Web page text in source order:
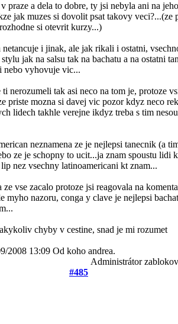
praze a dela to dobre, ty jsi nebyla ani na
jak muzes si dovolit psat takovy veci?...(ze
si otevrit kurzy...)
netancuje i jinak, ale jak rikali i ostatni,
jak na salsu tak na bachatu a na ostatni
nebo vyhovuje vic...
ti nerozumeli tak asi neco na tom je, protoze
priste mozna si davej vic pozor kdyz neco
lidech takhle verejne ikdyz treba s tim
neznamena ze je nejlepsi tanecnik (a
ze je schopny to ucit...ja znam spoustu lidi
nez vsechny latinoamericani kt znam...
ze vse zacalo protoze jsi reagovala na
myho nazoru, conga y clave je nejlepsi
chyby v cestine, snad je mi rozumet
2008 13:09 Od koho andrea.
Administrátor
#485